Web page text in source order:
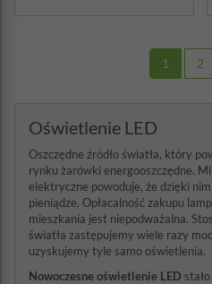
1 2
Oświetlenie LED
Oszczędne źródło światła, który
rynku żarówki energooszczędne.
elektryczne powoduje, że dzięki
pieniądze. Opłacalność zakupu
mieszkania jest niepodważalna.
światła zastępujemy wiele razy
uzyskujemy tyle samo oświetlenia.
Nowoczesne oświetlenie LED